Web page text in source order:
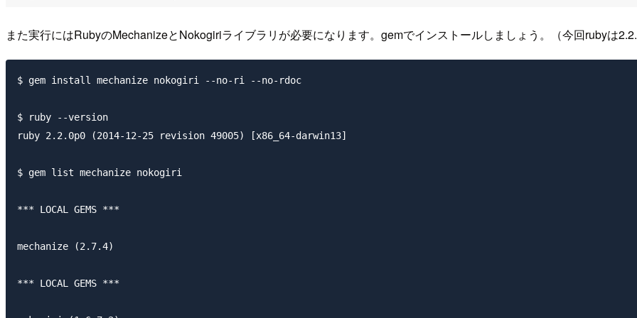
また実行にはRubyのMechanizeとNokogiriライブラリが必要になります。gemでインストールしましょう。（今回rubyは
$ gem install mechanize nokogiri --no-ri --no-rdoc
$ ruby --version
ruby 2.2.0p0 (2014-12-25 revision 49005) [x86_64-darwin13]
$ gem list mechanize nokogiri
*** LOCAL GEMS ***
mechanize (2.7.4)
*** LOCAL GEMS ***